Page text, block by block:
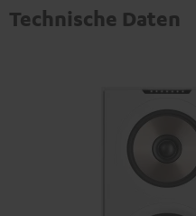
Technische Daten